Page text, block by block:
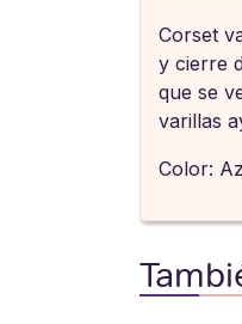
Corset
y cierre
que se
varillas
Color: